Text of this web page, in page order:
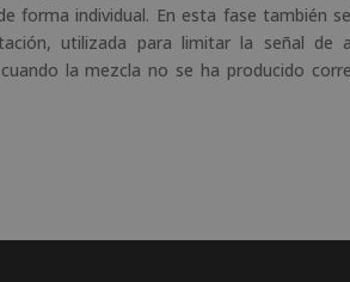
forma individual. En esta fase también
utilizada para limitar la señal
la mezcla no se ha producido